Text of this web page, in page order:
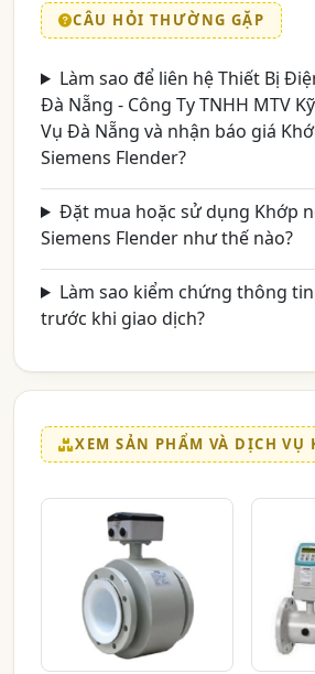
CÂU HỎI THƯỜNG GẶP
Làm sao để liên hệ Thiết Bị
Đà Nẵng - Công Ty TNHH MTV
Vụ Đà Nẵng và nhận báo giá
Siemens Flender?
Đặt mua hoặc sử dụng Khớp
Siemens Flender như thế nào?
Làm sao kiểm chứng thông
trước khi giao dịch?
XEM SẢN PHẨM VÀ DỊCH VỤ